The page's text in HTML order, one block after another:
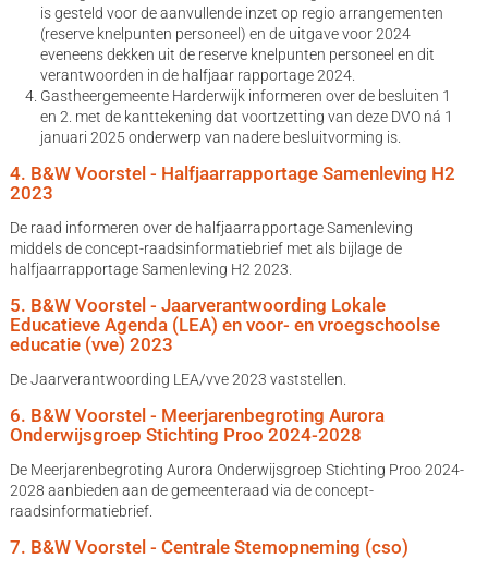
is gesteld voor de aanvullende inzet op regio arrangementen
(reserve knelpunten personeel) en de uitgave voor 2024
eveneens dekken uit de reserve knelpunten personeel en dit
verantwoorden in de halfjaar rapportage 2024.
Gastheergemeente Harderwijk informeren over de besluiten 1
en 2. met de kanttekening dat voortzetting van deze DVO ná 1
januari 2025 onderwerp van nadere besluitvorming is.
4. B&W Voorstel - Halfjaarrapportage Samenleving H2
2023
De raad informeren over de halfjaarrapportage Samenleving
middels de concept-raadsinformatiebrief met als bijlage de
halfjaarrapportage Samenleving H2 2023.
5. B&W Voorstel - Jaarverantwoording Lokale
Educatieve Agenda (LEA) en voor- en vroegschoolse
educatie (vve) 2023
De Jaarverantwoording LEA/vve 2023 vaststellen.
6. B&W Voorstel - Meerjarenbegroting Aurora
Onderwijsgroep Stichting Proo 2024-2028
De Meerjarenbegroting Aurora Onderwijsgroep Stichting Proo 2024-
2028 aanbieden aan de gemeenteraad via de concept-
raadsinformatiebrief.
7. B&W Voorstel - Centrale Stemopneming (cso)